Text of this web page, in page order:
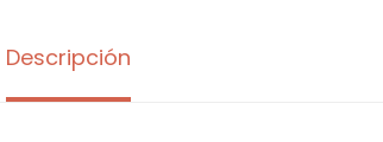
Descripción